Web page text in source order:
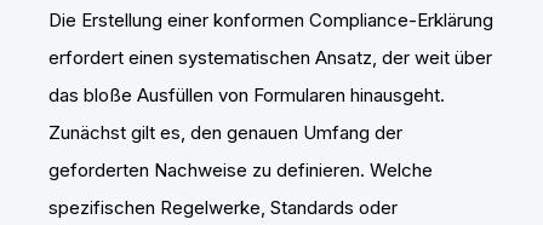
Die Erstellung einer konformen Compliance-Erklärung
erfordert einen systematischen Ansatz, der weit über
das bloße Ausfüllen von Formularen hinausgeht.
Zunächst gilt es, den genauen Umfang der
geforderten Nachweise zu definieren. Welche
spezifischen Regelwerke, Standards oder